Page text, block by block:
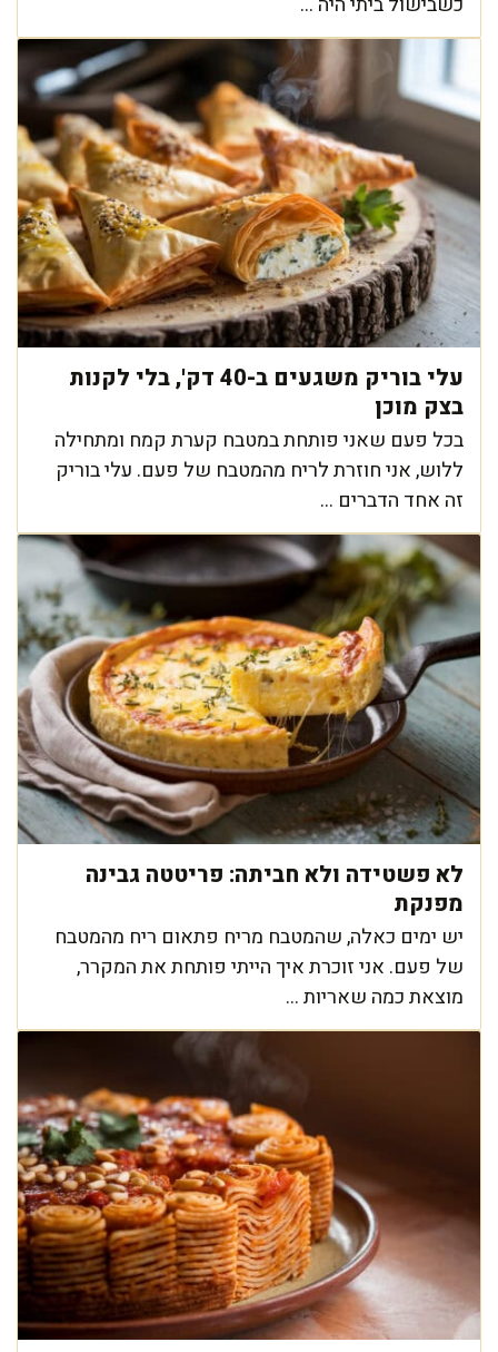
עלי בוריק משגעים ב-40 דק', בלי לקנות
בצק מוכן
בכל פעם שאני פותחת במטבח קערת קמח ומתחילה
ללוש, אני חוזרת לריח מהמטבח של פעם. עלי בוריק
זה אחד הדברים ...
לא פשטידה ולא חביתה: פריטטה גבינה
מפנקת
יש ימים כאלה, שהמטבח מריח פתאום ריח מהמטבח
של פעם. אני זוכרת איך הייתי פותחת את המקרר,
מוצאת כמה שאריות ...